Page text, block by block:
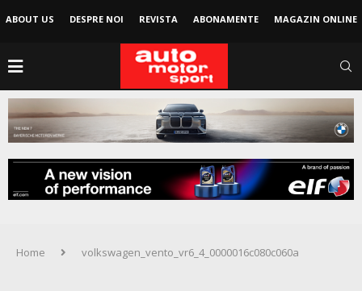
ABOUT US DESPRE NOI REVISTA ABONAMENTE MAGAZIN ONLINE
Home volkswagen_vento_vr6_4_0000016c080c060a